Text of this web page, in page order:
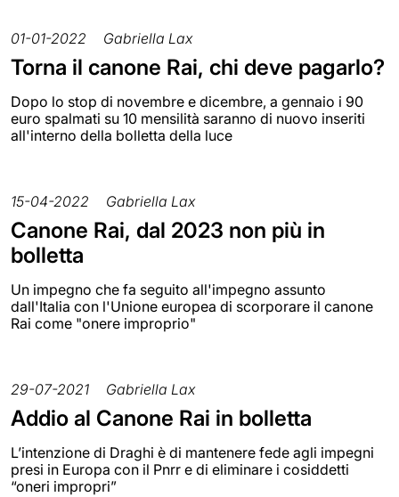
01-01-2022 Gabriella Lax
Torna il canone Rai, chi deve pagarlo?
Dopo lo stop di novembre e dicembre, a gennaio i 90
euro spalmati su 10 mensilità saranno di nuovo inseriti
all'interno della bolletta della luce
15-04-2022 Gabriella Lax
Canone Rai, dal 2023 non più in
bolletta
Un impegno che fa seguito all'impegno assunto
dall'Italia con l'Unione europea di scorporare il canone
Rai come "onere improprio"
29-07-2021 Gabriella Lax
Addio al Canone Rai in bolletta
L’intenzione di Draghi è di mantenere fede agli impegni
presi in Europa con il Pnrr e di eliminare i cosiddetti
“oneri impropri”